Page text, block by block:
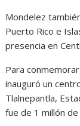
Mondelez
Puerto Rico e
presencia en
Para
inauguró un
Tlalnepantla,
fue de 1 millón